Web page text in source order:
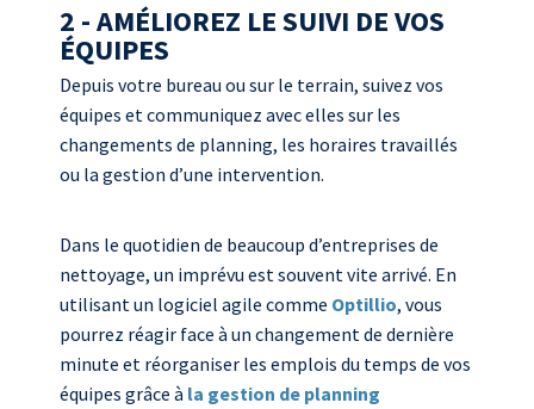
2 - AMÉLIOREZ LE SUIVI DE VOS
ÉQUIPES
Depuis votre bureau ou sur le terrain, suivez vos
équipes et communiquez avec elles sur les
changements de planning, les horaires travaillés
ou la gestion d’une intervention.
Dans le quotidien de beaucoup d’entreprises de
nettoyage, un imprévu est souvent vite arrivé. En
utilisant un logiciel agile comme Optillio, vous
pourrez réagir face à un changement de dernière
minute et réorganiser les emplois du temps de vos
équipes grâce à la gestion de planning